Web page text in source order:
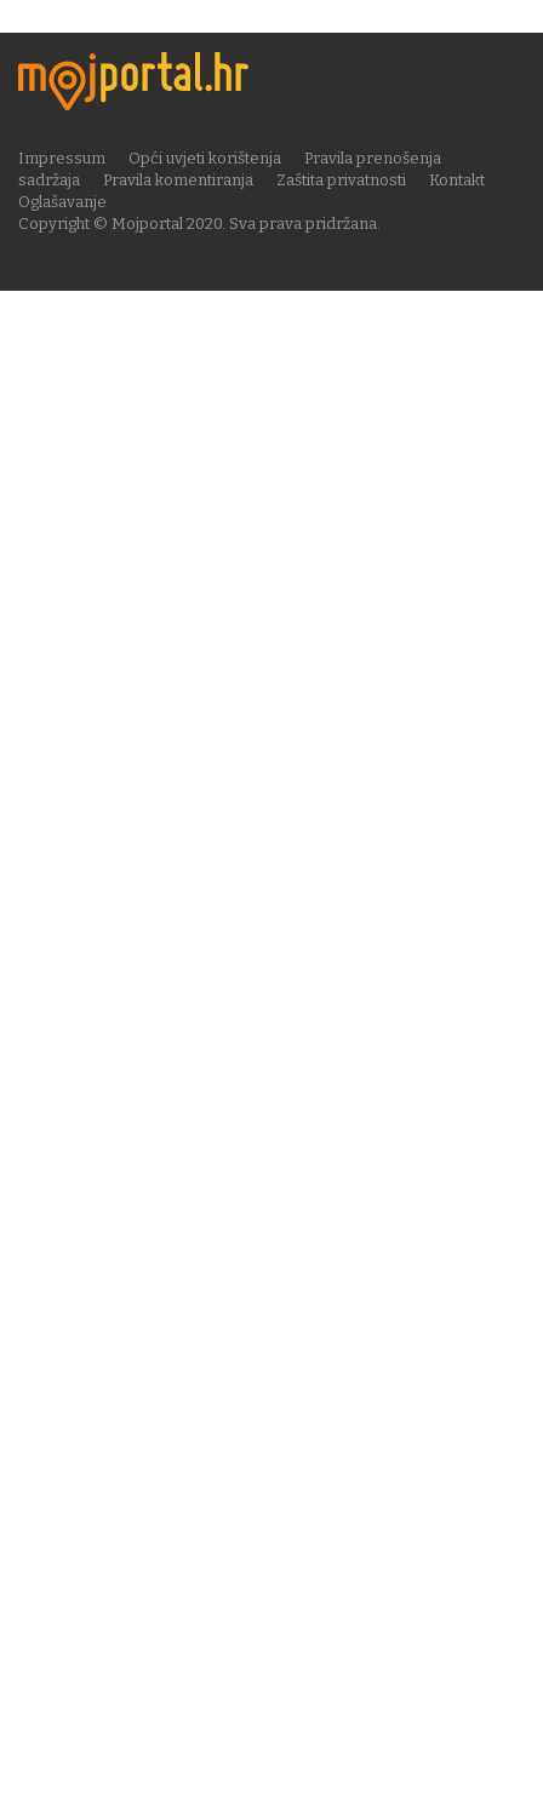
Copyright © Mojportal 2020. Sva prava pridržana.
Impressum Opći uvjeti korištenja
Pravila prenošenja
sadržaja
Pravila komentiranja Zaštita privatnosti
Kontakt
Oglašavanje